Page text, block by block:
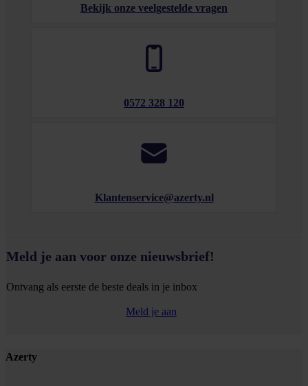
Bekijk onze veelgestelde vragen
0572 328 120
Klantenservice@azerty.nl
Meld je aan voor onze nieuwsbrief!
Ontvang als eerste de beste deals in je inbox
Meld je aan
Footer
Azerty